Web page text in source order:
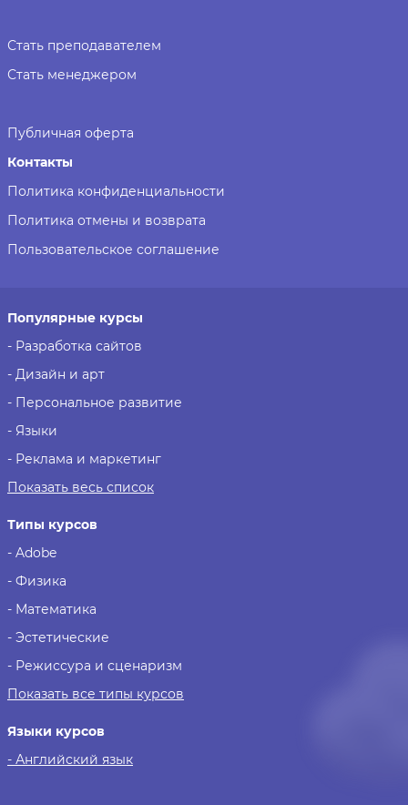
Публичная оферта
Контакты
Политика конфиденциальности
Политика отмены и возврата
Пользовательское соглашение
Стать преподавателем
Стать менеджером
Популярные курсы
- Разработка сайтов
- Дизайн и арт
- Персональное развитие
- Языки
- Реклама и маркетинг
Показать весь список
Типы курсов
- Adobe
- Физика
- Математика
- Эстетические
- Режиссура и сценаризм
Показать все типы курсов
Языки курсов
- Английский язык